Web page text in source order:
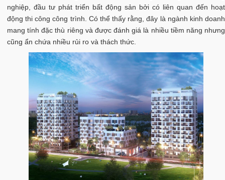
nghiệp, đầu tư phát triển bất động sản bởi có liên quan đến hoạt
động thi công công trình. Có thể thấy rằng, đây là ngành kinh doanh
mang tính đặc thù riêng và được đánh giá là nhiều tiềm năng nhưng
cũng ẩn chứa nhiều rủi ro và thách thức.